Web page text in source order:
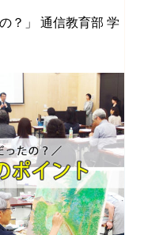
？」 通信教育部 学